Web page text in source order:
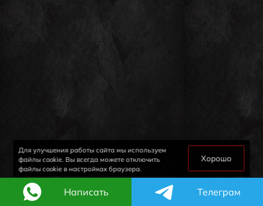
Для улучшения работы сайта мы используем
файлы cookie. Вы всегда можете отключить
файлы cookie в настройках браузера.
Хорошо
Написать Телеграм